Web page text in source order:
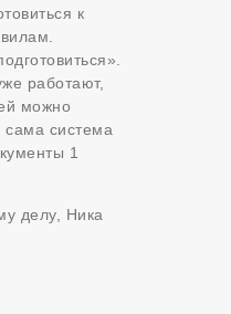
к
работают,
можно
система
1
делу, Ника